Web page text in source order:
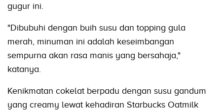
gugur ini.
"Dibubuhi dengan buih susu dan topping gula
merah, minuman ini adalah keseimbangan
sempurna akan rasa manis yang bersahaja,"
katanya.
Kenikmatan cokelat berpadu dengan susu gandum
yang creamy lewat kehadiran Starbucks Oatmilk